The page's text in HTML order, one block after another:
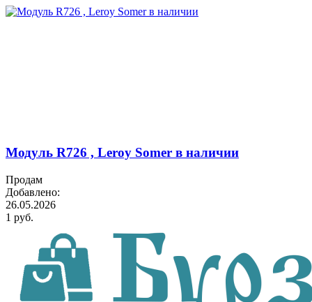
Модуль R726 , Leroy Somer в наличии
Продам
Добавлено:
26.05.2026
1 руб.